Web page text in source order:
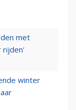
met
rijden'
winter